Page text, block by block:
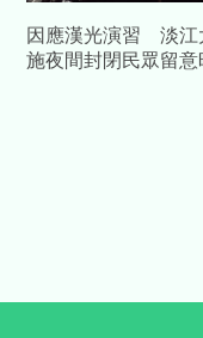
因應漢光演習 淡江
施夜間封閉民眾留意